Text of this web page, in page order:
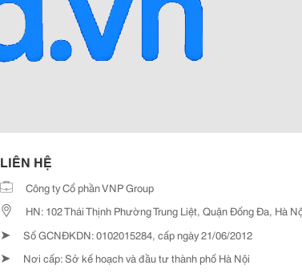
LIÊN HỆ
Công ty Cổ phần VNP Group
HN: 102 Thái Thịnh Phường Trung Liệt, Quận Đống Đa, Hà
➤ Số GCNĐKDN: 0102015284, cấp ngày 21/06/2012
➤ Nơi cấp: Sở kế hoạch và đầu tư thành phố Hà Nội